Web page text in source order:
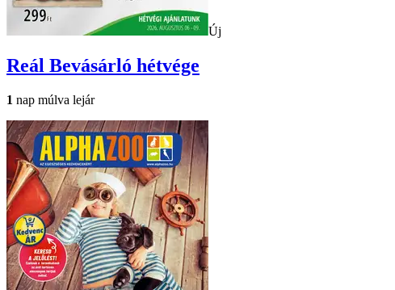
Új
Reál Bevásárló hétvége
1 nap múlva lejár